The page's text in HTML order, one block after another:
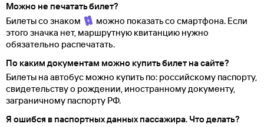
Можно не печатать билет?
Билеты со знаком
можно показать со смартфона. Если
этого значка нет, маршрутную квитанцию нужно
обязательно распечатать.
По каким документам можно купить билет на сайте?
Билеты на автобус можно купить по: российскому паспорту,
свидетельству о рождении, иностранному документу,
заграничному паспорту РФ.
Я ошибся в паспортных данных пассажира. Что делать?